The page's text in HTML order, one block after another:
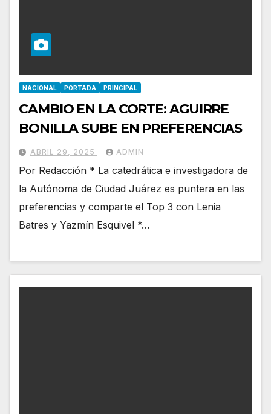
NACIONAL PORTADA PRINCIPAL
CAMBIO EN LA CORTE: AGUIRRE
BONILLA SUBE EN PREFERENCIAS
ABRIL 29, 2025 ADMIN
Por Redacción * La catedrática e investigadora de
la Autónoma de Ciudad Juárez es puntera en las
preferencias y comparte el Top 3 con Lenia
Batres y Yazmín Esquivel *…